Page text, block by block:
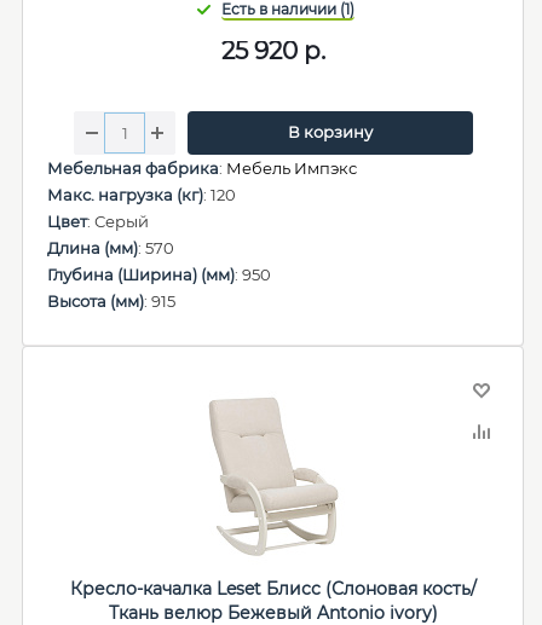
25 920 р.
В корзину
Мебельная фабрика: Мебель Импэкс
Макс. нагрузка (кг): 120
Цвет: Серый
Длина (мм): 570
Глубина (Ширина) (мм): 950
Высота (мм): 915
Кресло-качалка Leset Блисс (Слоновая кость/
Ткань велюр Бежевый Antonio ivory)